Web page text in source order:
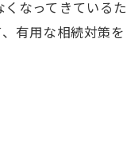
なってきてい
有用な相続対策を